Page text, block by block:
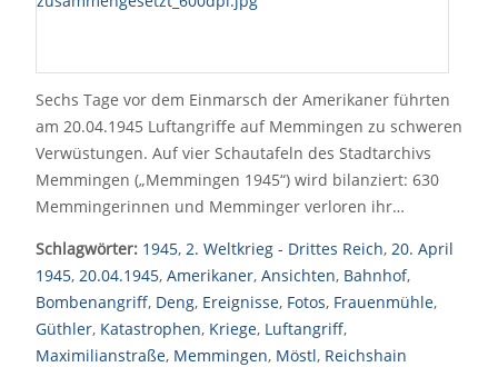
Sechs Tage vor dem Einmarsch der Amerikaner führten
am 20.04.1945 Luftangriffe auf Memmingen zu schweren
Verwüstungen. Auf vier Schautafeln des Stadtarchivs
Memmingen („Memmingen 1945“) wird bilanziert: 630
Memmingerinnen und Memminger verloren ihr…
Schlagwörter: 1945, 2. Weltkrieg - Drittes Reich, 20. April
1945, 20.04.1945, Amerikaner, Ansichten, Bahnhof,
Bombenangriff, Deng, Ereignisse, Fotos, Frauenmühle,
Güthler, Katastrophen, Kriege, Luftangriff,
Maximilianstraße, Memmingen, Möstl, Reichshain